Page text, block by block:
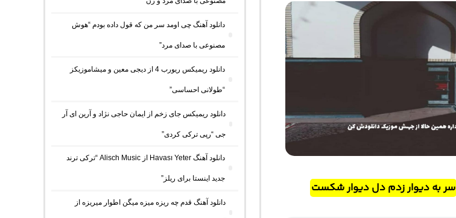
سر به دیوار زدم دل دیوار شکست
دانلود آهنگ چی اومد سر من که قول داده بودم “هوش
مصنوعی با صدای مرد”
دانلود ریمیکس ریورب 4 از دیجی معین و میشاموزیکز
“طولانی احساسی”
دانلود ریمیکس جای زخم از ایمان حاجی نژاد و آرین ای آر
جی “رپی ترکی کردی”
دانلود آهنگ Havası Yeter از Alisch Music “ترکی ترند
جدید اینستا برای ریلز”
دانلود آهنگ ﻗﺪم ﭼﻪ رﻳﺰه ﻣﻴﺰه ﻣﻴﮕﻦ اﻃﻮار ﻣﻴﺮﻳﺰه از